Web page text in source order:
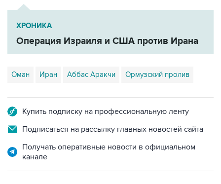
ХРОНИКА
Операция Израиля и США против Ирана
Оман Иран Аббас Аракчи Ормузский пролив
Купить подписку на профессиональную ленту
Подписаться на рассылку главных новостей сайта
Получать оперативные новости в официальном
канале